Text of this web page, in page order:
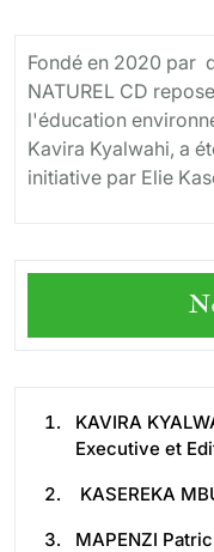
Fondé en 2020 par
NATUREL CD
l'éducation
Kavira Kyalwahi, a
initiative par Elie
KAVIRA
Executive et
KASEREKA
MAPENZI